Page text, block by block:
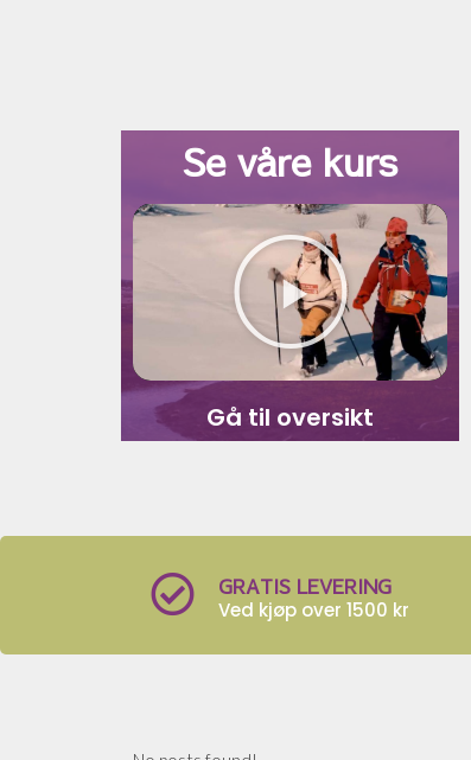
Se våre kurs
Gå til oversikt
GRATIS LEVERING
Ved kjøp over 1500 kr